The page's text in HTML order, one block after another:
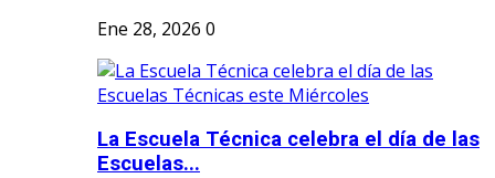
Ene 28, 2026 0
La Escuela Técnica celebra el día de las
Escuelas...